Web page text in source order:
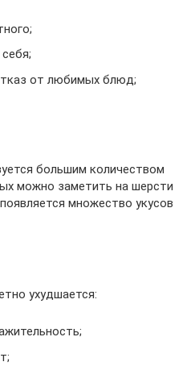
от любимых блюд;
большим количеством
можно заметить на шерсти
множество укусов
ухудшается: